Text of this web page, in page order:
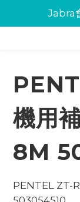
Jabra
Jabra
機用
8M
PENTEL ZT-